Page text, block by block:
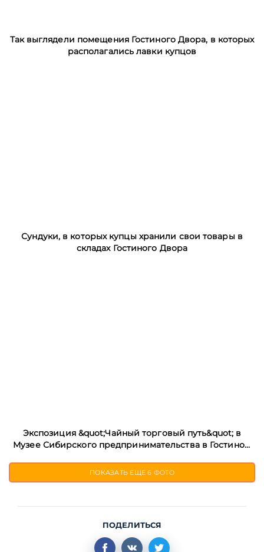
Так выглядели помещения Гостиного Двора, в которых
располагались лавки купцов
Сундуки, в которых купцы хранили свои товары в
складах Гостиного Двора
Экспозиция &quot;Чайный торговый путь&quot; в
Музее Сибирского предпринимательства в Гостином
ПОКАЗАТЬ ЕЩЕ6 ФОТО
ПОДЕЛИТЬСЯ